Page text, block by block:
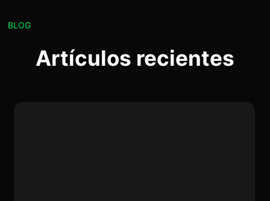
BLOG
Artículos recientes